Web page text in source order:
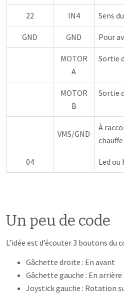
22 IN4 Sens
GND GND Pour
MOTOR
A
Sortie
MOTOR
B
Sortie
VMS/GND
À
chauffe
04 Led ou
Un peu de code
L’idée est d’écouter 3 boutons du
Gâchette droite : En avant
Gâchette gauche : En arrière
Joystick gauche : Rotation